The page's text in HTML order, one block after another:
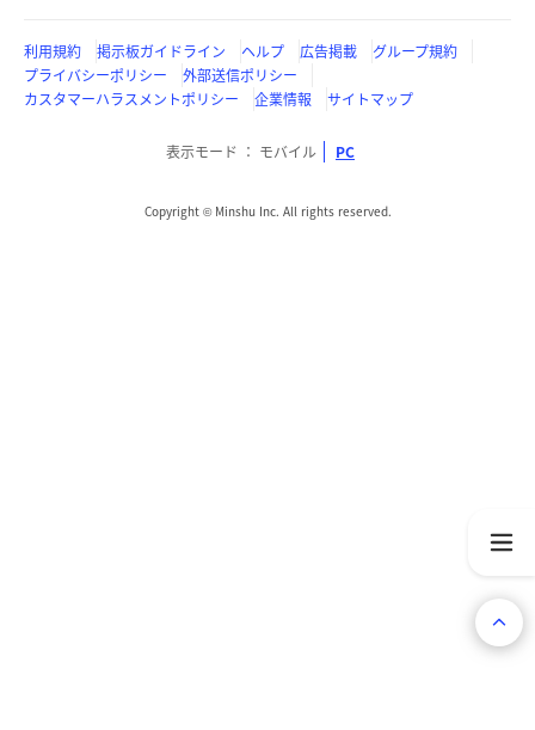
利用規約 掲示板ガイドライン ヘルプ 広告掲載
グループ規約
プライバシーポリシー
外部送信ポリシー
カスタマーハラスメントポリシー
企業情報 サイトマップ
表示モード モバイル PC
Copyright © Minshu Inc. All rights reserved.